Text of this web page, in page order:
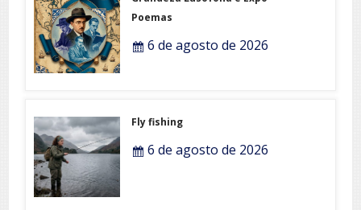
Poemas
6 de agosto de 2026
Fly fishing
6 de agosto de 2026